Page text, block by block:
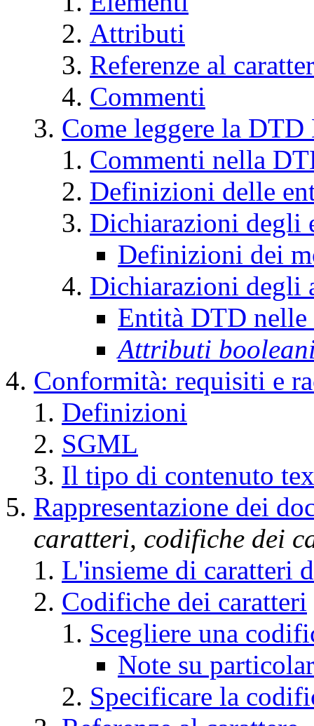
Attributi
Referenze al
Commenti
Come leggere la
Commenti nella
Definizioni delle
Dichiarazioni degli
Definizioni dei
Dichiarazioni degli
Entità DTD
Attributi
Conformità: requisiti e
Definizioni
SGML
Il tipo di contenuto
Rappresentazione dei
caratteri, codifiche dei
L'insieme di caratteri
Codifiche dei caratteri
Scegliere una
Note su
Specificare la